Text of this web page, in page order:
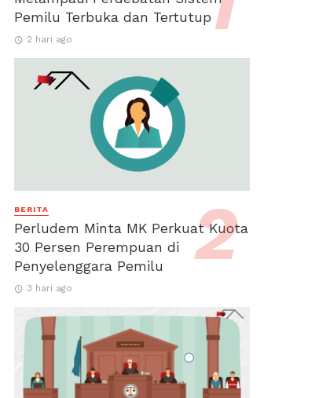
Pemilu Terbuka dan Tertutup
2 hari ago
BERITA
Perludem Minta MK Perkuat Kuota
30 Persen Perempuan di
Penyelenggara Pemilu
3 hari ago